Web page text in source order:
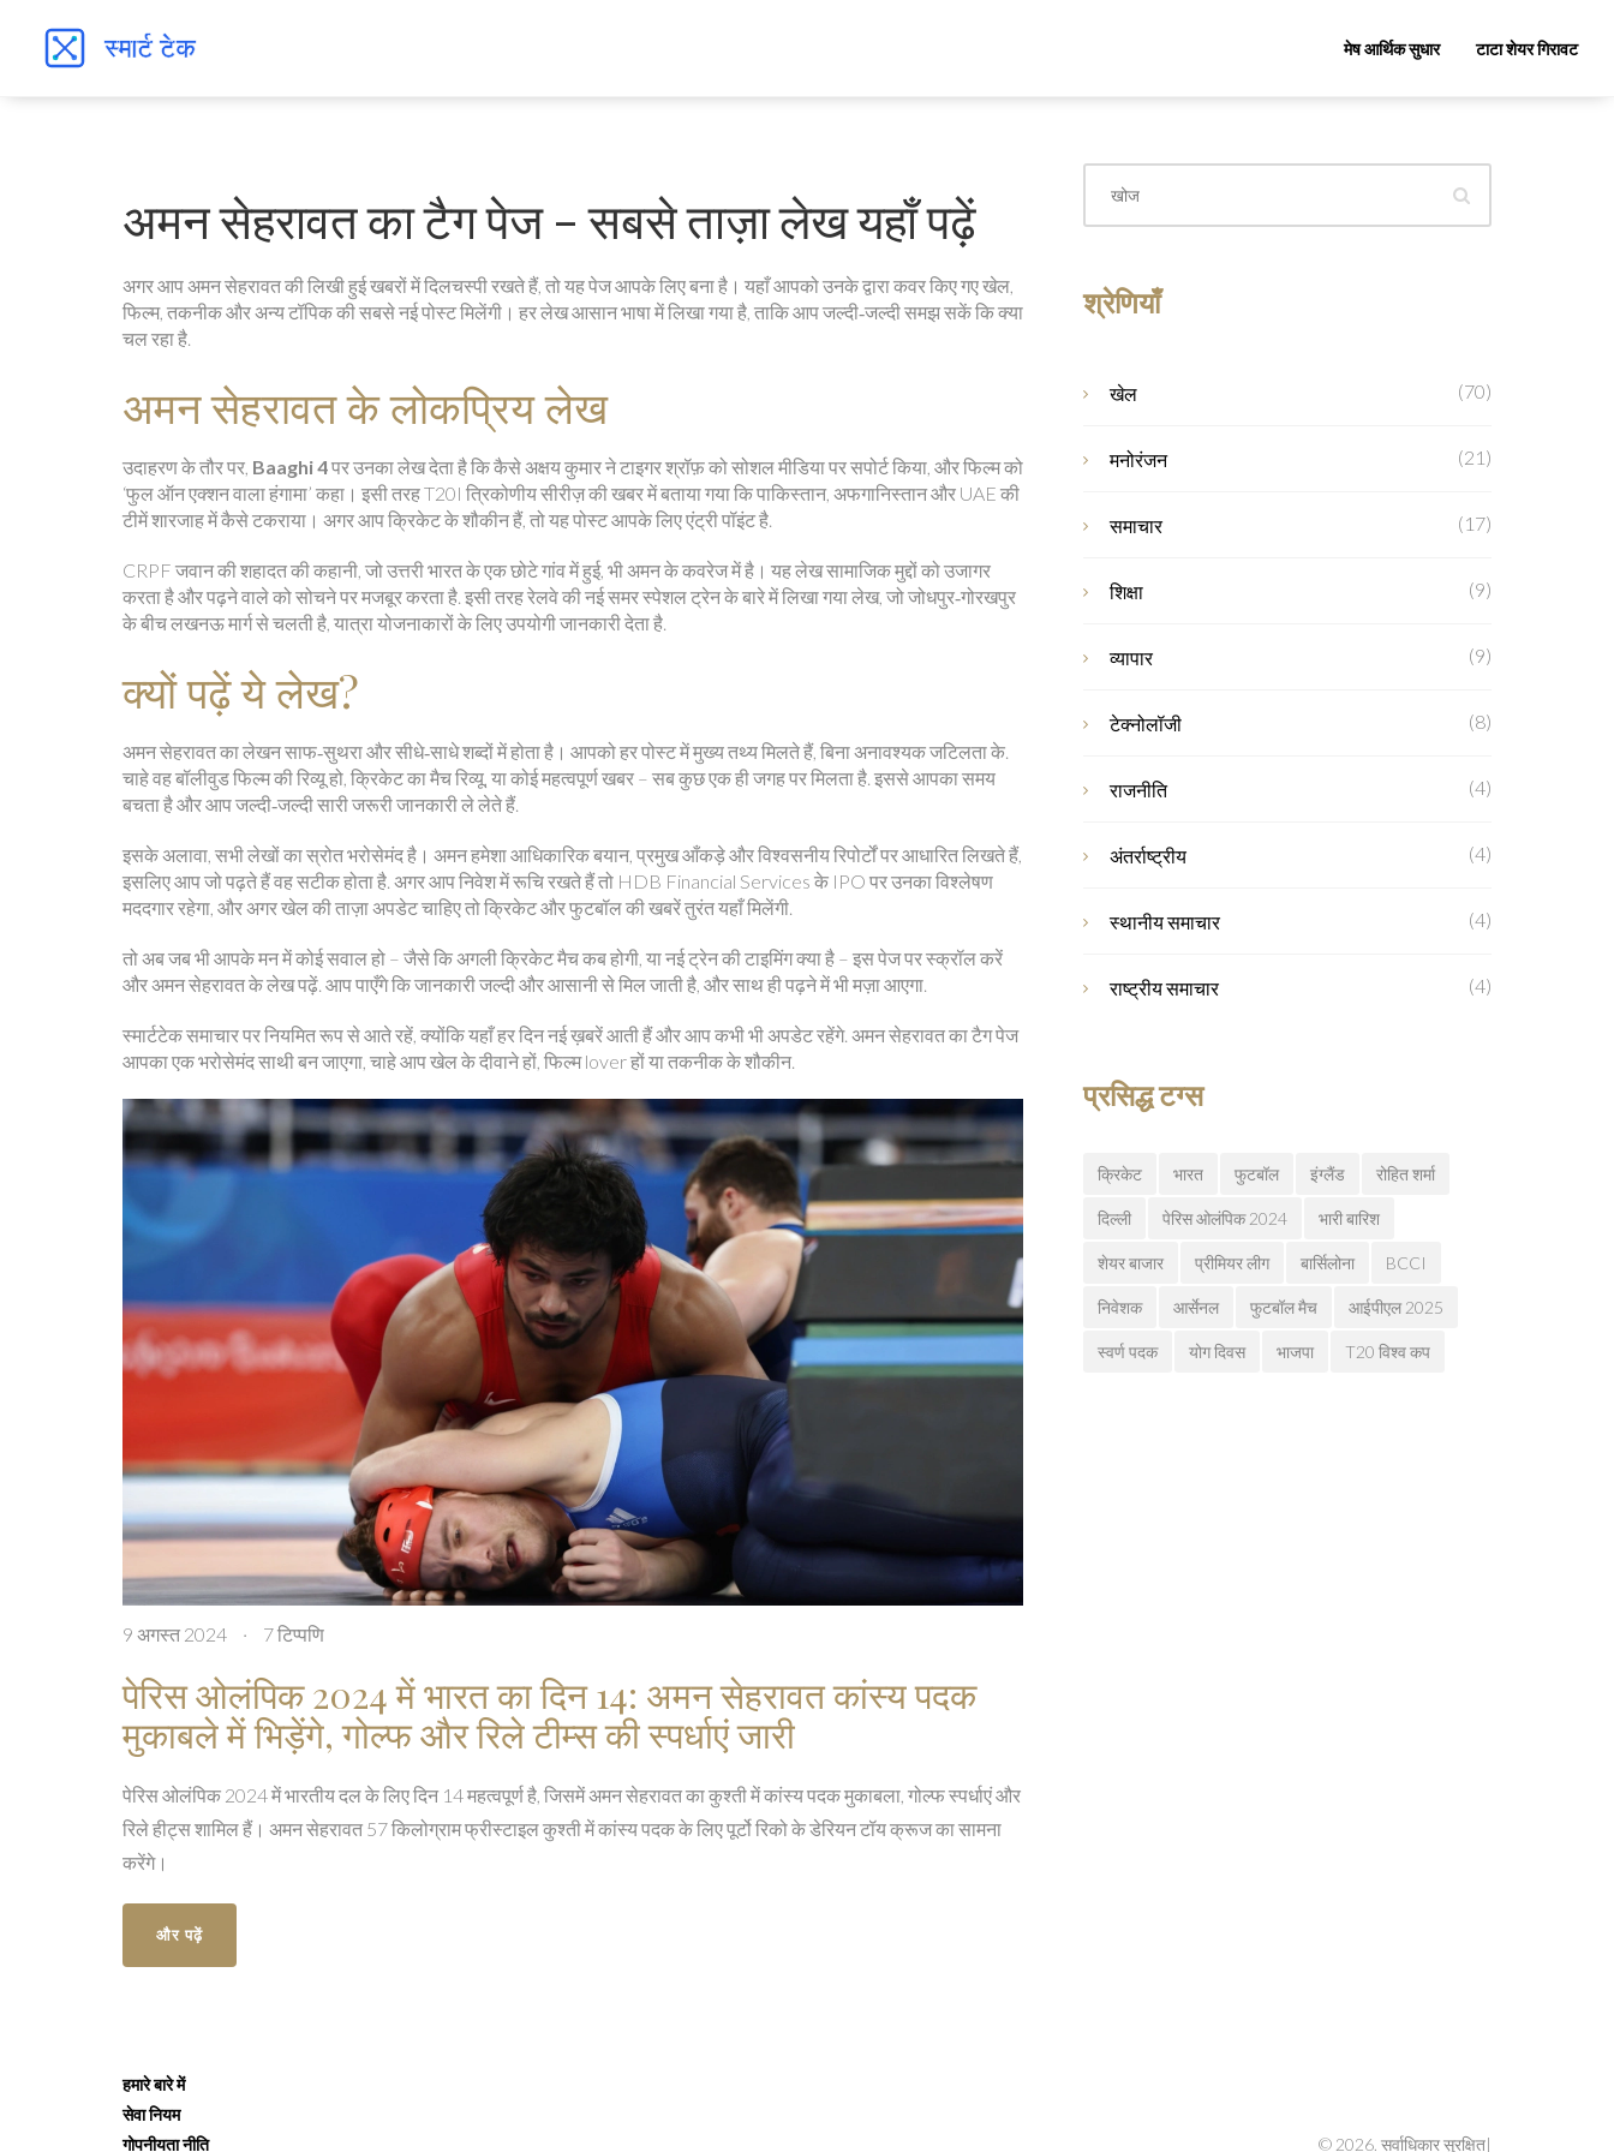
मेष आर्थिक सुधार टाटा शेयर गिरावट
अमन सेहरावत का टैग पेज – सबसे ताज़ा लेख यहाँ पढ़ें
अगर आप अमन सेहरावत की लिखी हुई खबरों में दिलचस्पी रखते हैं, तो यह पेज आपके लिए बना है। यहाँ आपको उनके द्वारा कवर किए गए खेल,
फिल्म, तकनीक और अन्य टॉपिक की सबसे नई पोस्ट मिलेंगी। हर लेख आसान भाषा में लिखा गया है, ताकि आप जल्दी‑जल्दी समझ सकें कि क्या
चल रहा है.
अमन सेहरावत के लोकप्रिय लेख
उदाहरण के तौर पर, Baaghi 4पर उनका लेख देता है कि कैसे अक्षय कुमार ने टाइगर श्रॉफ़ को सोशल मीडिया पर सपोर्ट किया, और फिल्म को
‘फुल ऑन एक्शन वाला हंगामा’ कहा। इसी तरह T20I त्रिकोणीय सीरीज़ की खबर में बताया गया कि पाकिस्तान, अफगानिस्तान और UAE की
टीमें शारजाह में कैसे टकराया। अगर आप क्रिकेट के शौकीन हैं, तो यह पोस्ट आपके लिए एंट्री पॉइंट है.
CRPF जवान की शहादत की कहानी, जो उत्तरी भारत के एक छोटे गांव में हुई, भी अमन के कवरेज में है। यह लेख सामाजिक मुद्दों को उजागर
करता है और पढ़ने वाले को सोचने पर मजबूर करता है. इसी तरह रेलवे की नई समर स्पेशल ट्रेन के बारे में लिखा गया लेख, जो जोधपुर‑गोरखपुर
के बीच लखनऊ मार्ग से चलती है, यात्रा योजनाकारों के लिए उपयोगी जानकारी देता है.
क्यों पढ़ें ये लेख?
अमन सेहरावत का लेखन साफ‑सुथरा और सीधे‑साधे शब्दों में होता है। आपको हर पोस्ट में मुख्य तथ्य मिलते हैं, बिना अनावश्यक जटिलता के.
चाहे वह बॉलीवुड फिल्म की रिव्यू हो, क्रिकेट का मैच रिव्यू, या कोई महत्वपूर्ण खबर – सब कुछ एक ही जगह पर मिलता है. इससे आपका समय
बचता है और आप जल्दी‑जल्दी सारी जरूरी जानकारी ले लेते हैं.
इसके अलावा, सभी लेखों का स्रोत भरोसेमंद है। अमन हमेशा आधिकारिक बयान, प्रमुख आँकड़े और विश्वसनीय रिपोर्टों पर आधारित लिखते हैं,
इसलिए आप जो पढ़ते हैं वह सटीक होता है. अगर आप निवेश में रूचि रखते हैं तो HDB Financial Services के IPO पर उनका विश्लेषण
मददगार रहेगा, और अगर खेल की ताज़ा अपडेट चाहिए तो क्रिकेट और फुटबॉल की खबरें तुरंत यहाँ मिलेंगी.
तो अब जब भी आपके मन में कोई सवाल हो – जैसे कि अगली क्रिकेट मैच कब होगी, या नई ट्रेन की टाइमिंग क्या है – इस पेज पर स्क्रॉल करें
और अमन सेहरावत के लेख पढ़ें. आप पाएँगे कि जानकारी जल्दी और आसानी से मिल जाती है, और साथ ही पढ़ने में भी मज़ा आएगा.
स्मार्टटेक समाचार पर नियमित रूप से आते रहें, क्योंकि यहाँ हर दिन नई ख़बरें आती हैं और आप कभी भी अपडेट रहेंगे. अमन सेहरावत का टैग पेज
आपका एक भरोसेमंद साथी बन जाएगा, चाहे आप खेल के दीवाने हों, फिल्म lover हों या तकनीक के शौकीन.
9 अगस्त 2024 · 7 टिप्पणि
पेरिस ओलंपिक 2024 में भारत का दिन 14: अमन सेहरावत कांस्य पदक
मुकाबले में भिड़ेंगे, गोल्फ और रिले टीम्स की स्पर्धाएं जारी
पेरिस ओलंपिक 2024 में भारतीय दल के लिए दिन 14 महत्वपूर्ण है, जिसमें अमन सेहरावत का कुश्ती में कांस्य पदक मुकाबला, गोल्फ स्पर्धाएं और
रिले हीट्स शामिल हैं। अमन सेहरावत 57 किलोग्राम फ्रीस्टाइल कुश्ती में कांस्य पदक के लिए पूर्टो रिको के डेरियन टॉय क्रूज का सामना
करेंगे।
और पढ़ें
श्रेणियाँ
खेल (70)
मनोरंजन (21)
समाचार (17)
शिक्षा (9)
व्यापार (9)
टेक्नोलॉजी (8)
राजनीति (4)
अंतर्राष्ट्रीय (4)
स्थानीय समाचार (4)
राष्ट्रीय समाचार (4)
प्रसिद्ध टग्स
क्रिकेट भारत फुटबॉल इंग्लैंड रोहित शर्मा
दिल्ली पेरिस ओलंपिक 2024 भारी बारिश
शेयर बाजार प्रीमियर लीग बार्सिलोना BCCI
निवेशक आर्सेनल फुटबॉल मैच आईपीएल 2025
स्वर्ण पदक योग दिवस भाजपा T20 विश्व कप
हमारे बारे में
सेवा नियम
गोपनीयता नीति
© 2026. सर्वाधिकार सुरक्षित|